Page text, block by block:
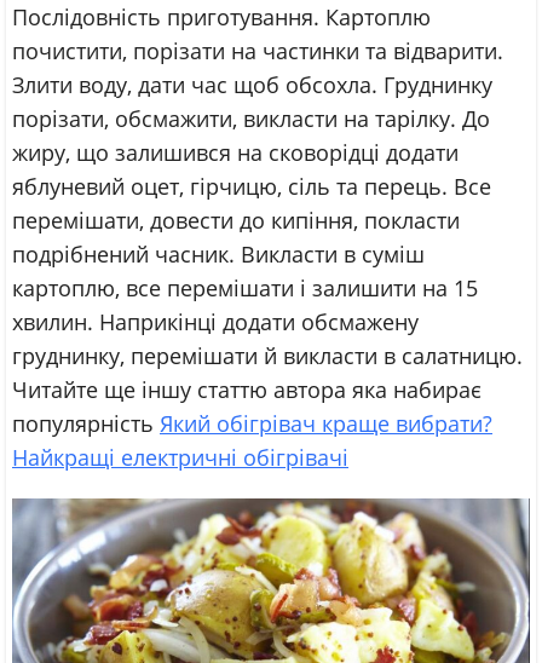
Послідовність приготування. Картоплю
почистити, порізати на частинки та відварити.
Злити воду, дати час щоб обсохла. Груднинку
порізати, обсмажити, викласти на тарілку. До
жиру, що залишився на сковорідці додати
яблуневий оцет, гірчицю, сіль та перець. Все
перемішати, довести до кипіння, покласти
подрібнений часник. Викласти в суміш
картоплю, все перемішати і залишити на 15
хвилин. Наприкінці додати обсмажену
груднинку, перемішати й викласти в салатницю.
Читайте ще іншу статтю автора яка набирає
популярність Який обігрівач краще вибрати?
Найкращі електричні обігрівачі